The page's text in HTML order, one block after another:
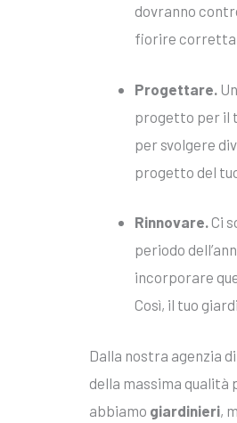
dovranno
fiorire
Progettare.
progetto per il
per svolgere
progetto del
Rinnovare.Ci
periodo
incorporare
Così, il tuo
Dalla nostra agenzia
della massima qualità
abbiamo giardinieri,